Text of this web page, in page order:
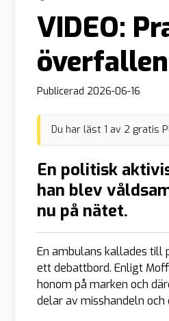
VIDEO:
Publicerad 2026-06-16
Du har läst 1 av 2 gratis
En politisk
han blev
nu på nätet.
En ambulans kallades till
ett debattbord. Enligt
honom på marken och
delar av misshandeln